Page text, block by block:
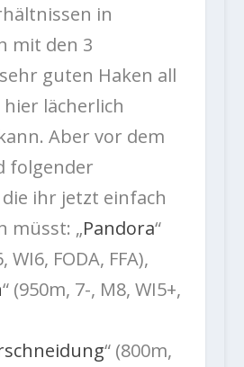
in
mit den 3
guten Haken all
lächerlich
Aber vor dem
folgender
ihr jetzt einfach
müsst: „Pandora“
WI6, FODA, FFA),
“ (950m, 7-, M8, WI5+,
“ (800m,